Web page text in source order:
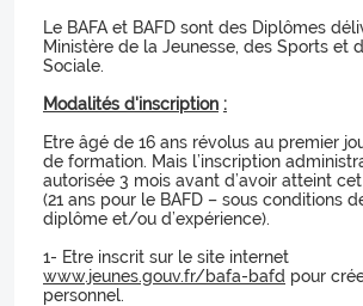
Le BAFA et BAFD sont des Diplômes
Ministère de la Jeunesse, des Sports et
Sociale.
Modalités d'inscription :
Etre âgé de 16 ans révolus au premier
de formation. Mais l’inscription
autorisée 3 mois avant d’avoir atteint
(21 ans pour le BAFD – sous conditions
diplôme et/ou d’expérience).
1- Etre inscrit sur le site internet
www.jeunes.gouv.fr/bafa-bafd pour
personnel.